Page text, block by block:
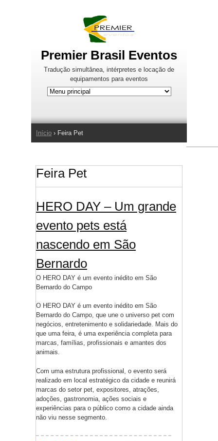
Premier Brasil Eventos
Tradução simultânea, intérpretes e locação de
equipamentos para eventos
Você está aqui
Início › Feira Pet
Feira Pet
HERO DAY – Um grande
evento pets está
nascendo em São
Bernardo
O HERO DAY é um evento inédito em São
Bernardo do Campo
O HERO DAY é um evento inédito em São
Bernardo do Campo, que une o universo pet com
negócios, entretenimento e solidariedade. Mais do
que uma feira, é uma experiência completa para
marcas, famílias, profissionais e amantes dos
animais.
Com uma estrutura profissional, o evento será
realizado em local estratégico da cidade e reunirá
marcas do setor pet, expositores, atrações,
adoções, gastronomia, ações sociais e
experiências para o público como a cidade ainda
não viu nesse segmento.